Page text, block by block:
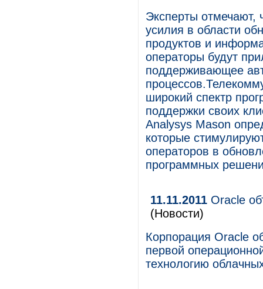
Эксперты отмечают,
усилия в области
продуктов и
операторы будут
поддерживающее
широкий спектр
поддержки своих
Analysys Mason
которые
операторов в
программных
11.11.2011 Oracle
(Новости)
Корпорация Oracle
первой
технологию